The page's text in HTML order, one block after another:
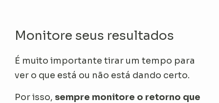
Monitore seus resultados
É muito importante tirar um tempo para
ver o que está ou não está dando certo.
Por isso, sempre monitore o retorno que